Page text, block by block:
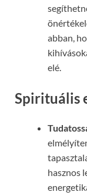
abban,
elé.
Spirituális
hasznos